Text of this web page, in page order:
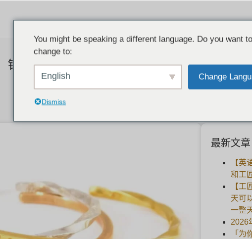
银制品上的彩色镀金。毕业纪念品☆半价镀金
最新文章
【英
和工
【工
天可
一整
2026
「为
You might be speaking a different language. Do you want to
change to:
English Change
Dismiss